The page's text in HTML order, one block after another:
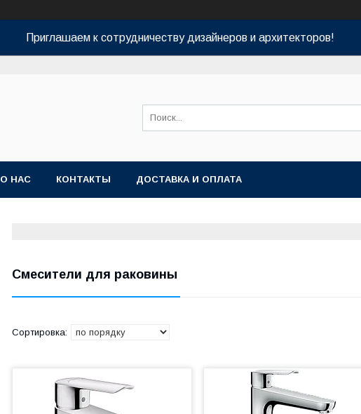
Приглашаем к сотрудничеству дизайнеров и архитекторов!
О НАС КОНТАКТЫ ДОСТАВКА И ОПЛАТА
Смесители для раковины